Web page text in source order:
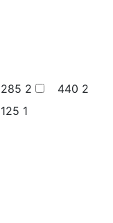
285 2 440 2
125 1